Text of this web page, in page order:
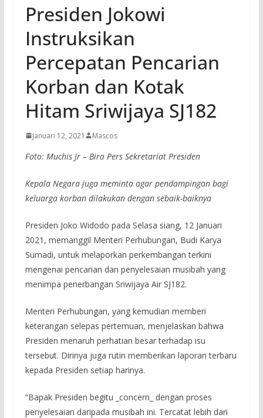
Presiden Jokowi
Instruksikan
Percepatan Pencarian
Korban dan Kotak
Hitam Sriwijaya SJ182
Januari 12, 2021 Mascos
Foto: Muchis Jr – Biro Pers Sekretariat Presiden
Kepala Negara juga meminta agar pendampingan bagi
keluarga korban dilakukan dengan sebaik-baiknya
Presiden Joko Widodo pada Selasa siang, 12 Januari
2021, memanggil Menteri Perhubungan, Budi Karya
Sumadi, untuk melaporkan perkembangan terkini
mengenai pencarian dan penyelesaian musibah yang
menimpa penerbangan Sriwijaya Air SJ182.
Menteri Perhubungan, yang kemudian memberi
keterangan selepas pertemuan, menjelaskan bahwa
Presiden menaruh perhatian besar terhadap isu
tersebut. Dirinya juga rutin memberikan laporan terbaru
kepada Presiden setiap harinya.
“Bapak Presiden begitu _concern_ dengan proses
penyelesaian daripada musibah ini. Tercatat lebih dari